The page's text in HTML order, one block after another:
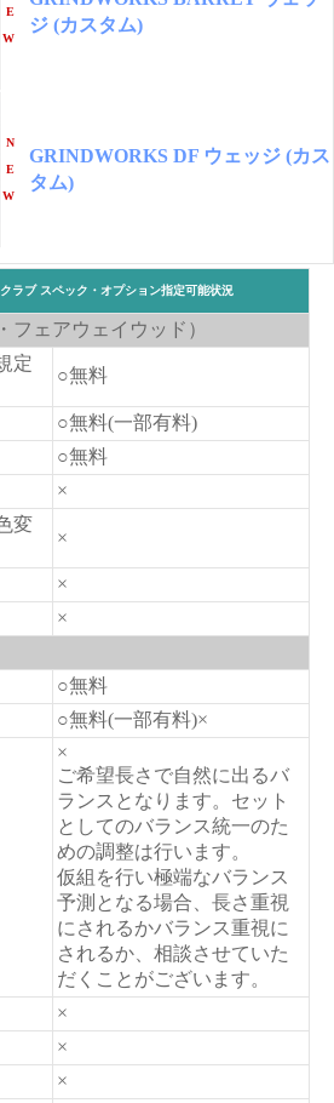
E
W
ジ (カスタム)
N
E
W
GRINDWORKS DF ウェッジ (カス
タム)
ラブ スペック・オプション指定可能状況
ェアウェイウッド）
定
○無料
○無料(一部有料)
○無料
×
変
×
×
×
○無料
○無料(一部有料)×
×
ご希望長さで自然に出るバ
ランスとなります。セット
としてのバランス統一のた
めの調整は行います。
仮組を行い極端なバランス
予測となる場合、長さ重視
にされるかバランス重視に
されるか、相談させていた
だくことがございます。
×
×
×